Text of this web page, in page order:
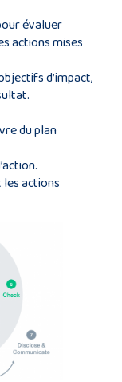
évaluer
actions mises
d’impact,
du plan
actions